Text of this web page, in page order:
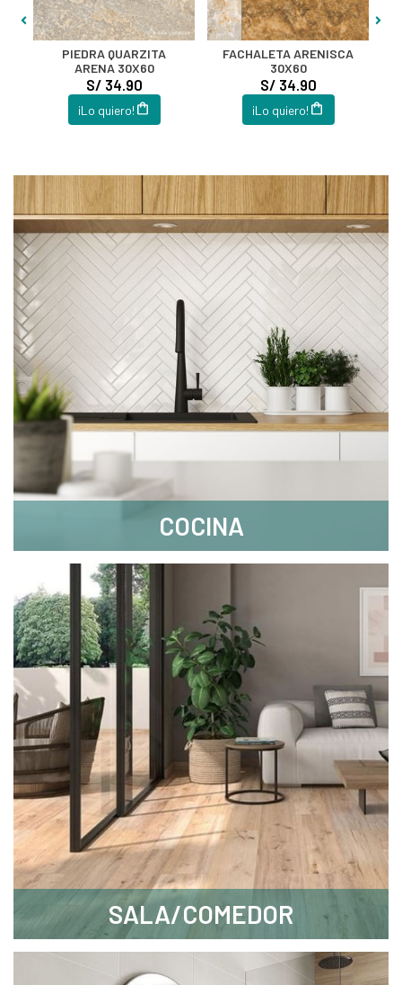
PIEDRA QUARZITA
ARENA 30X60
S/ 34.90
¡Lo quiero!
FACHALETA ARENISCA
30X60
S/ 34.90
¡Lo quiero!
COCINA
SALA/COMEDOR